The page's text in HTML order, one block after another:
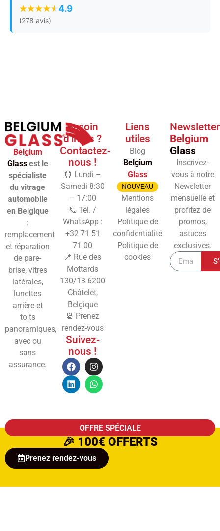
4.9
(278 avis)
Belgium
Glassest le
spécialiste
du vitrage
automobile
en Belgique
:
remplacement
et réparation
de pare-
brise, vitres
latérales,
lunettes
arrière et
toits
panoramiques,
avec ou
sans
assurance.
Besoin
d'infos ?
Contactez-
nous !
⏰ Lundi –
Samedi 8:30
– 17:00
📞 Tél. /
WhatsApp :
+32 71 51
71 00
📍 Rue des
Mottards
130/13 6200
Châtelet,
Belgique
📆 Prenez
rendez-vous
Suivez-
nous !
Liens
utiles
Blog
Belgium
Glass
NOUVEAU
Mentions
légales
Politique de
confidentialité
Politique de
cookies
Newsletter
Belgium
Glass
Inscrivez-
vous à notre
Newsletter
mensuelle et
profitez de
promos,
astuces
exclusives.
OFFRE SPÉCIALE
🎉 100€ OFFERTS
Prenez rendez-vous